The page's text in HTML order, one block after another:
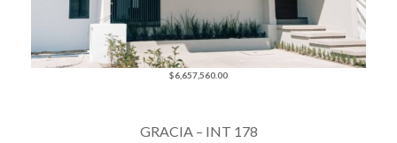
$6,657,560.00
GRACIA – INT 178